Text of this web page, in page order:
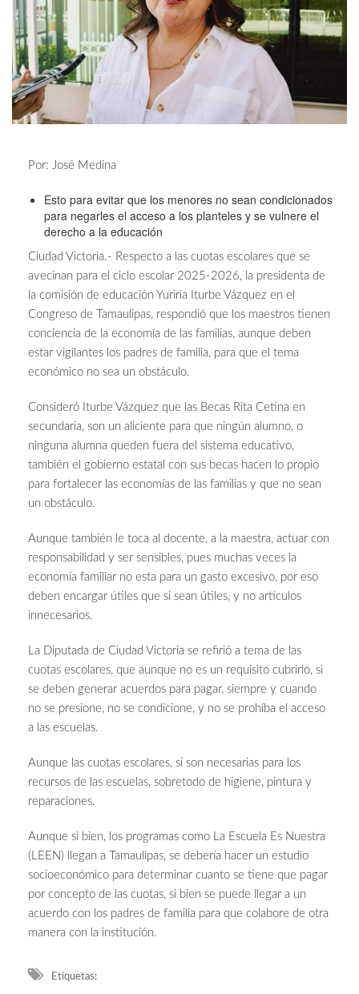
Por: José Medina
Esto para evitar que los menores no sean condicionados
para negarles el acceso a los planteles y se vulnere el
derecho a la educación
Ciudad Victoria.- Respecto a las cuotas escolares que se
avecinan para el ciclo escolar 2025-2026, la presidenta de
la comisión de educación Yuriria Iturbe Vázquez en el
Congreso de Tamaulipas, respondió que los maestros tienen
conciencia de la economía de las familias, aunque deben
estar vigilantes los padres de familia, para que el tema
económico no sea un obstáculo.
Consideró Iturbe Vázquez que las Becas Rita Cetina en
secundaria, son un aliciente para que ningún alumno, o
ninguna alumna queden fuera del sistema educativo,
también el gobierno estatal con sus becas hacen lo propio
para fortalecer las economías de las familias y que no sean
un obstáculo.
Aunque también le toca al docente, a la maestra, actuar con
responsabilidad y ser sensibles, pues muchas veces la
economía familiar no esta para un gasto excesivo, por eso
deben encargar útiles que si sean útiles, y no artículos
innecesarios.
La Diputada de Ciudad Victoria se refirió a tema de las
cuotas escolares, que aunque no es un requisito cubrirlo, si
se deben generar acuerdos para pagar, siempre y cuando
no se presione, no se condicione, y no se prohíba el acceso
a las escuelas.
Aunque las cuotas escolares, si son necesarias para los
recursos de las escuelas, sobretodo de higiene, pintura y
reparaciones.
Aunque si bien, los programas como La Escuela Es Nuestra
(LEEN) llegan a Tamaulipas, se debería hacer un estudio
socioeconómico para determinar cuanto se tiene que pagar
por concepto de las cuotas, si bien se puede llegar a un
acuerdo con los padres de familia para que colabore de otra
manera con la institución.
Etiquetas: